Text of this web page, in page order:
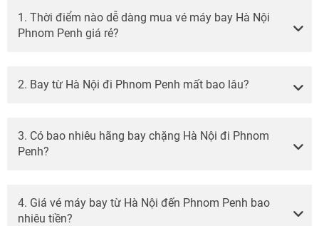
1. Thời điểm nào dễ dàng mua vé máy bay Hà Nội
Phnom Penh giá rẻ?
2. Bay từ Hà Nội đi Phnom Penh mất bao lâu?
3. Có bao nhiêu hãng bay chặng Hà Nội đi Phnom
Penh?
4. Giá vé máy bay từ Hà Nội đến Phnom Penh bao
nhiêu tiền?